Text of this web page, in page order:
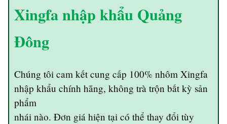
Xingfa nhập khẩu Quảng
Đông
Chúng tôi cam kết cung cấp 100% nhôm Xingfa
nhập khẩu chính hãng, không trà trộn bất kỳ sản
phẩm
nhái nào. Đơn giá hiện tại có thể thay đổi tùy